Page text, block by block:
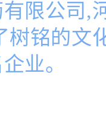
限公司,
树铭的文
业。